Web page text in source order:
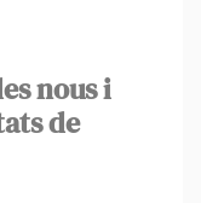
nous i
de